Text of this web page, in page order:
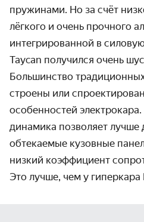
пружинами. Но за счёт
лёгкого и очень прочного
интегриро­ванной в
Taycan получился очень
Большинство
строены или
особен­ностей
динамика позволяет лучше
обтекаемые кузовные
низкий коэффи­циент
Это лучше, чем у гиперкара